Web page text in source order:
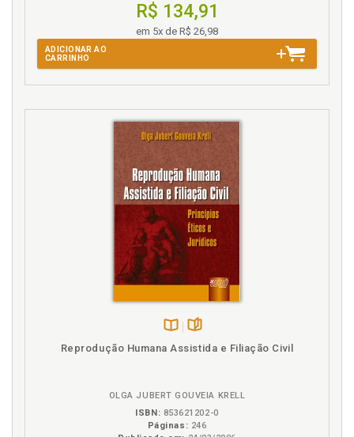
Justiça, p. 85
M
Maleficência. Princípios da não maleficência e da
Mínimo existencial e reserva do possível, p. 93
Não maleficência. Princípios da não maleficência e
da beneficência, p. 74
O que se entende por dignidade da pessoa humana,
Ordem de chegada, p. 114
Patrimonialismo. Clientelismo e patrimonialismo, p.
R$ 134,91
em 5x de R$ 26,98
ADICIONAR AO
CARRINHO
Disponível
páginas
Reprodução Humana Assistida e Filiação Civil
OLGA JUBERT GOUVEIA KRELL
ISBN: 853621202-0
Páginas: 246